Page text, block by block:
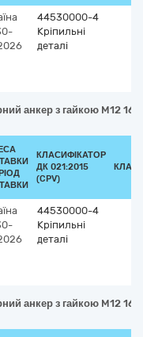
44530000-4
Кріпильні
деталі
анкер з гайкою M12
КЛАСИФІКАТОР
ДК 021:2015
(CPV)
44530000-4
Кріпильні
деталі
анкер з гайкою M12